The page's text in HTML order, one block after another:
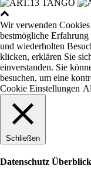
Wir verwenden
bestmögliche
und wiederholten
klicken, erklären Sie
einverstanden. Sie
besuchen, um eine
Cookie Einstellungen
Schließen
Datenschutz Überblick